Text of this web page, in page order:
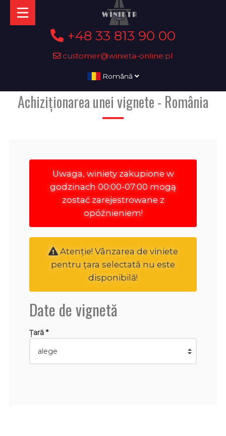
+48 33 813 90 00
customer@winieta-online.pl
Română
Achiziționarea unei vignete - România
Uwaga, winiety zakupione w
godzinach 00:00-07:00 mogą
zostać zarejestrowane z
opóźnieniem!
Atenţie! Vânzarea de viniete
pentru țara selectată nu este
disponibilă!
Date de vignetă
Țară *